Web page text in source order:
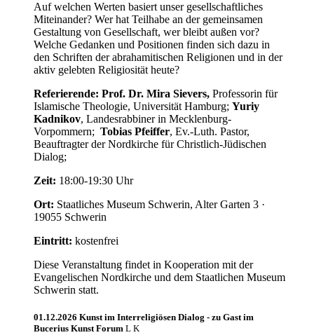
Auf welchen Werten basiert unser gesellschaftliches
Miteinander? Wer hat Teilhabe an der gemeinsamen
Gestaltung von Gesellschaft, wer bleibt außen vor?
Welche Gedanken und Positionen finden sich dazu in
den Schriften der abrahamitischen Religionen und in der
aktiv gelebten Religiosität heute?
Referierende: Prof. Dr. Mira Sievers, Professorin für
Islamische Theologie, Universität Hamburg; Yuriy
Kadnikov, Landesrabbiner in Mecklenburg-
Vorpommern; Tobias Pfeiffer, Ev.-Luth. Pastor,
Beauftragter der Nordkirche für Christlich-Jüdischen
Dialog;
Zeit: 18:00-19:30 Uhr
Ort: Staatliches Museum Schwerin, Alter Garten 3 ·
19055 Schwerin
Eintritt: kostenfrei
Diese Veranstaltung findet in Kooperation mit der
Evangelischen Nordkirche und dem Staatlichen Museum
Schwerin statt.
01.12.2026 Kunst im Interreligiösen Dialog - zu Gast im
Bucerius Kunst Forum